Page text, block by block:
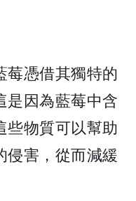
莓憑借其獨特的
是因為藍莓中含
些物質可以幫助
侵害，從而減緩